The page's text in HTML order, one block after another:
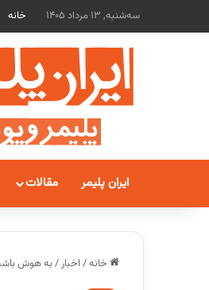
سه‌شنبه, 13 مرداد 1405 خانه
ایران پلیمر مقالات
خانه/ اخبار/به هوش